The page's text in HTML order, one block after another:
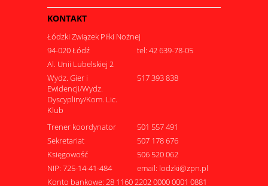
KONTAKT
Łódzki Związek Piłki Nożnej
94-020 Łódź
tel: 42 639-78-05
Al. Unii Lubelskiej 2
Wydz. Gier i
Ewidencji/Wydz.
Dyscypliny/Kom. Lic.
Klub
517 393 838
Trener koordynator
501 557 491
Sekretariat
507 178 676
Księgowość
506 520 062
NIP: 725-14-41-484
email: lodzki@zpn.pl
Konto bankowe: 28 1160 2202 0000 0001 0881